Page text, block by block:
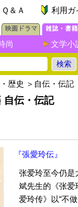
Ｑ＆Ａ 利用ガ
尚 文学小
歴史 ＞ 自伝・伝記
自伝・伝記
『張愛玲伝』
张爱玲至今仍是
斌先生的《张爱
爱玲传》以“不